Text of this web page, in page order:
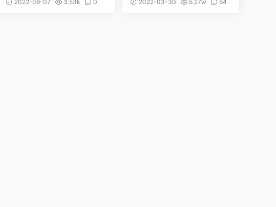
2022-06-07 3.53k 0 2022-03-30 5.27w 64